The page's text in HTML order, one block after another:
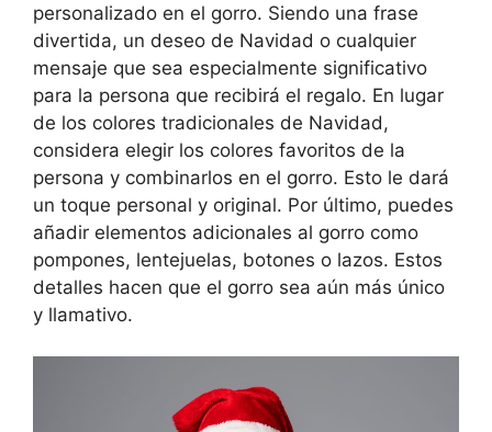
personalizado en el gorro. Siendo una frase
divertida, un deseo de Navidad o cualquier
mensaje que sea especialmente significativo
para la persona que recibirá el regalo. En lugar
de los colores tradicionales de Navidad,
considera elegir los colores favoritos de la
persona y combinarlos en el gorro. Esto le dará
un toque personal y original. Por último, puedes
añadir elementos adicionales al gorro como
pompones, lentejuelas, botones o lazos. Estos
detalles hacen que el gorro sea aún más único
y llamativo.